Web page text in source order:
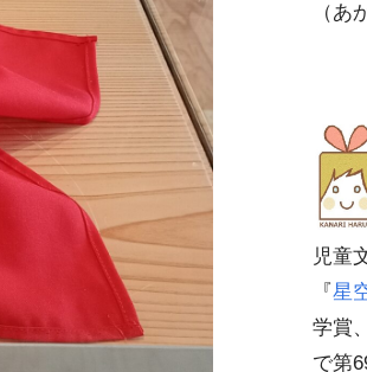
（あ
児童
『星
学賞
で第